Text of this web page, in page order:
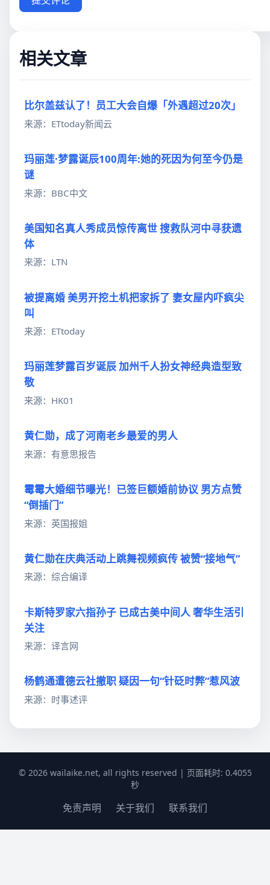
相关文章
比尔盖兹认了！员工大会自爆「外遇超过20次」
来源：ETtoday新闻云
玛丽莲·梦露诞辰100周年:她的死因为何至今仍是
谜
来源：BBC中文
美国知名真人秀成员惊传离世 搜救队河中寻获遗
体
来源：LTN
被提离婚 美男开挖土机把家拆了 妻女屋内吓疯尖
叫
来源：ETtoday
玛丽莲梦露百岁诞辰 加州千人扮女神经典造型致
敬
来源：HK01
黄仁勋，成了河南老乡最爱的男人
来源：有意思报告
霉霉大婚细节曝光！已签巨额婚前协议 男方点赞
“倒插门”
来源：英国报姐
黄仁勋在庆典活动上跳舞视频疯传 被赞“接地气”
来源：综合编译
卡斯特罗家六指孙子 已成古美中间人 奢华生活引
关注
来源：译言网
杨鹤通遭德云社撤职 疑因一句“针砭时弊”惹风波
来源：时事述评
© 2026 wailaike.net, all rights reserved | 页面耗时: 0.4055
秒
免责声明 关于我们 联系我们